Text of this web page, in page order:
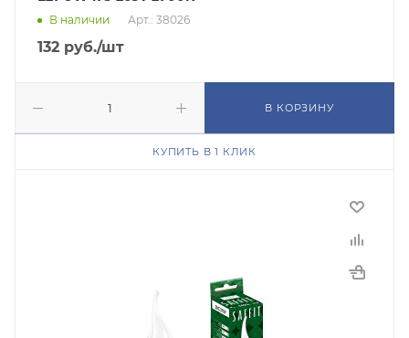
В наличии Арт.: 38026
132 руб./шт
В КОРЗИНУ
КУПИТЬ В 1 КЛИК